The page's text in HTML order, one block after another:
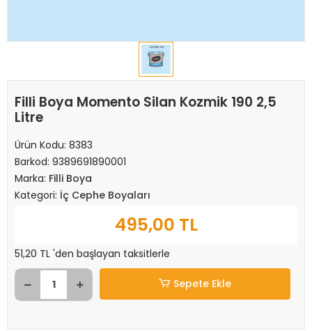
Filli Boya Momento Silan Kozmik 190 2,5
Litre
Ürün Kodu: 8383
Barkod: 9389691890001
Marka: Filli Boya
Kategori: İç Cephe Boyaları
495,00 TL
51,20 TL 'den başlayan taksitlerle
Sepete Ekle